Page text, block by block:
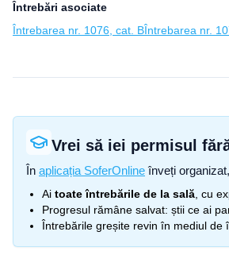
Întrebări asociate
Întrebarea nr. 1076, cat. BÎntrebarea nr.
Vrei să iei permisul
În aplicația SoferOnline înveți
Ai toate întrebările de la sală , cu
Progresul rămâne salvat: știi ce ai
Întrebările greșite revin în mediul de